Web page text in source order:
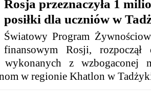
Rosja przeznaczyła 1
posiłki dla uczniów w
Światowy Program
finansowym Rosji, rozpoczął
wykonanych z
w regionie Khatlon w